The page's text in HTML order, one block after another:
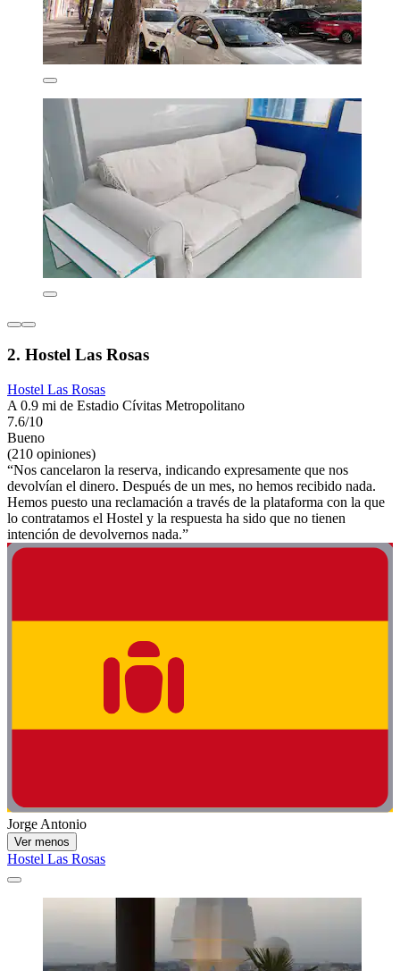
2. Hostel Las Rosas
Hostel Las Rosas
A 0.9 mi de Estadio Cívitas Metropolitano
7.6/10
Bueno
(210 opiniones)
“Nos cancelaron la reserva, indicando expresamente que nos
devolvían el dinero. Después de un mes, no hemos recibido nada.
Hemos puesto una reclamación a través de la plataforma con la que
lo contratamos el Hostel y la respuesta ha sido que no tienen
intención de devolvernos nada.”
Jorge Antonio
Ver menos
Hostel Las Rosas